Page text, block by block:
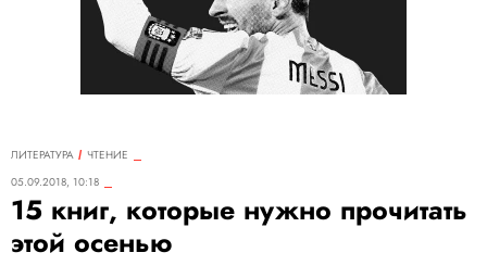
ЛИТЕРАТУРА
ЧТЕНИЕ
05.09.2018, 10:18
15 книг, которые нужно прочитать
этой осенью